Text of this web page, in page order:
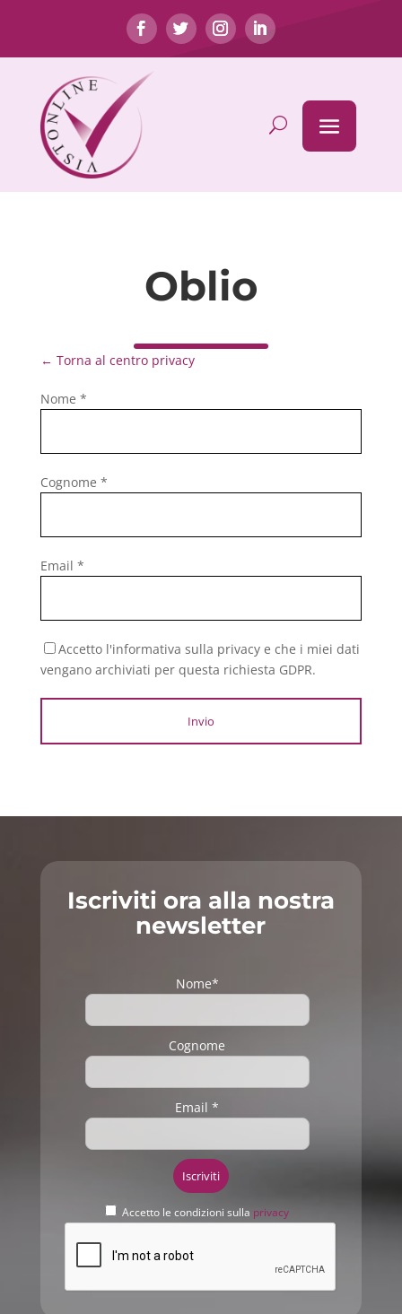
Oblio
← Torna al centro privacy
Nome *
Cognome *
Email *
Accetto l'informativa sulla privacy e che i miei dati
vengano archiviati per questa richiesta GDPR.
Iscriviti ora alla nostra
newsletter
Nome*
Cognome
Email *
Accetto le condizioni sulla privacy